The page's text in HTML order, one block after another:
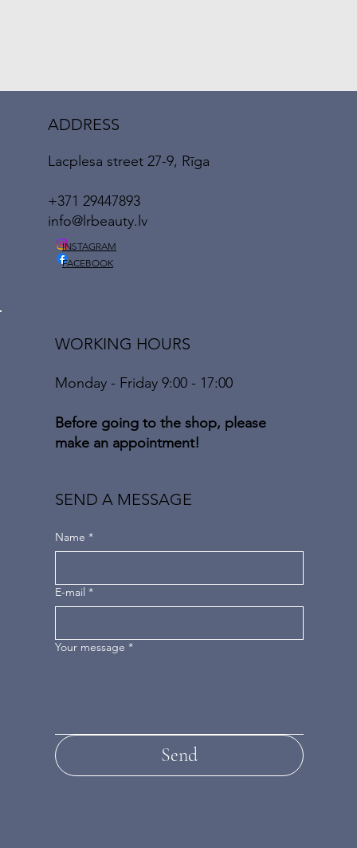
ADDRESS
Lacplesa street 27-9, Rīga
+371 29447893
info@lrbeauty.lv
INSTAGRAM
FACEBOOK
WORKING HOURS
Monday - Friday 9:00 - 17:00
Before going to the shop, please
make an appointment!
SEND A MESSAGE
Name *
E-mail *
Your message *
Send